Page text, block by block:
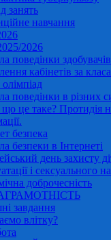
занять
навчання
2026
поведінки
кабінетів за
поведінки в різних
це таке? Протидія
безпека
безпеки в Інтернеті
день захисту
і сексуального
доброчесність
завдання
влітку?